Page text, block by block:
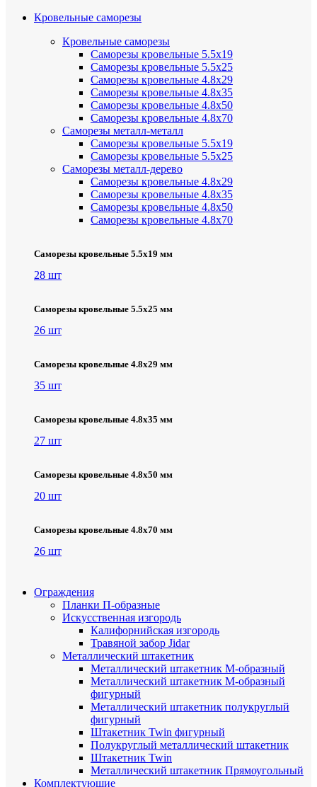
Кровельные саморезы
Кровельные саморезы
Саморезы кровельные 5.5х19
Саморезы кровельные 5.5х25
Саморезы кровельные 4.8х29
Саморезы кровельные 4.8х35
Саморезы кровельные 4.8х50
Саморезы кровельные 4.8х70
Саморезы металл-металл
Саморезы кровельные 5.5х19
Саморезы кровельные 5.5х25
Саморезы металл-дерево
Саморезы кровельные 4.8х29
Саморезы кровельные 4.8х35
Саморезы кровельные 4.8х50
Саморезы кровельные 4.8х70
Саморезы кровельные 5.5х19 мм
28 шт
Саморезы кровельные 5.5х25 мм
26 шт
Саморезы кровельные 4.8х29 мм
35 шт
Саморезы кровельные 4.8х35 мм
27 шт
Саморезы кровельные 4.8х50 мм
20 шт
Саморезы кровельные 4.8х70 мм
26 шт
Ограждения
Планки П-образные
Искусственная изгородь
Калифорнийская изгородь
Травяной забор Jidar
Металлический штакетник
Металлический штакетник М-образный
Металлический штакетник М-образный
фигурный
Металлический штакетник полукруглый
фигурный
Штакетник Twin фигурный
Полукруглый металлический штакетник
Штакетник Twin
Металлический штакетник Прямоугольный
Комплектующие